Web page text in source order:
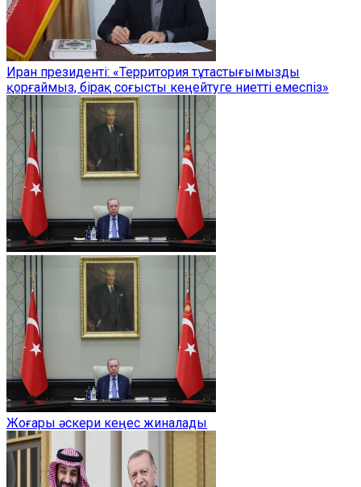
Иран президенті: «Территория тұтастығымызды
қорғаймыз, бірақ соғысты кеңейтуге ниетті емеспіз»
Жоғары әскери кеңес жиналады